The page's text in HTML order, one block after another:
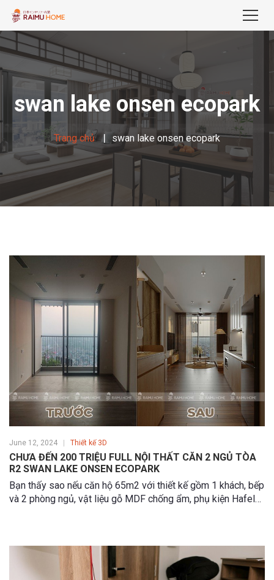
swan lake onsen ecopark
Trang chủ swan lake onsen ecopark
June 12, 2024 Thiết kế 3D
CHƯA ĐẾN 200 TRIỆU FULL NỘI THẤT CĂN 2 NGỦ TÒA
R2 SWAN LAKE ONSEN ECOPARK
Bạn thấy sao nếu căn hộ 65m2 với thiết kế gồm 1 khách, bếp
và 2 phòng ngủ, vật liệu gỗ MDF chống ẩm, phụ kiện Hafele